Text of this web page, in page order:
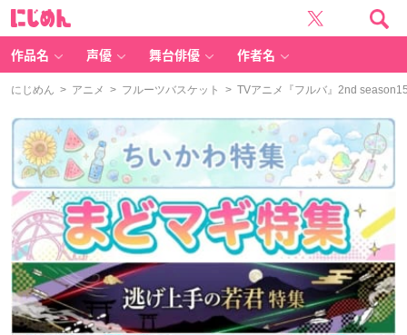
作品名 声優 舞台俳優 作者名
にじめん > アニメ > フルーツバスケット > TVアニメ『フルバ』2nd